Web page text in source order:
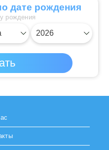
дате рождения
рождения